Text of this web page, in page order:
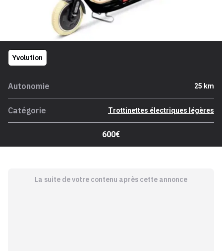
Yvolution
Autonomie 25 km
Catégorie Trottinettes électriques légères
600€
La suite de votre contenu après cette annonce